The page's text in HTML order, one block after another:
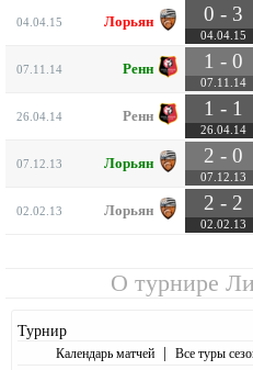
04.04.15 Лорьян 0 - 3
04.04.15
07.11.14 Ренн 1 - 0
07.11.14
26.04.14 Ренн 1 - 1
26.04.14
07.12.13 Лорьян 2 - 0
07.12.13
02.02.13 Лорьян 2 - 2
02.02.13
О турнире
Турнир
Календарь матчей | Все туры